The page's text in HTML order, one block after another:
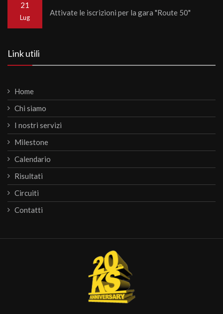
21
Lug
Attivate le iscrizioni per la gara "Route 50"
Link utili
Home
Chi siamo
I nostri servizi
Milestone
Calendario
Risultati
Circuiti
Contatti